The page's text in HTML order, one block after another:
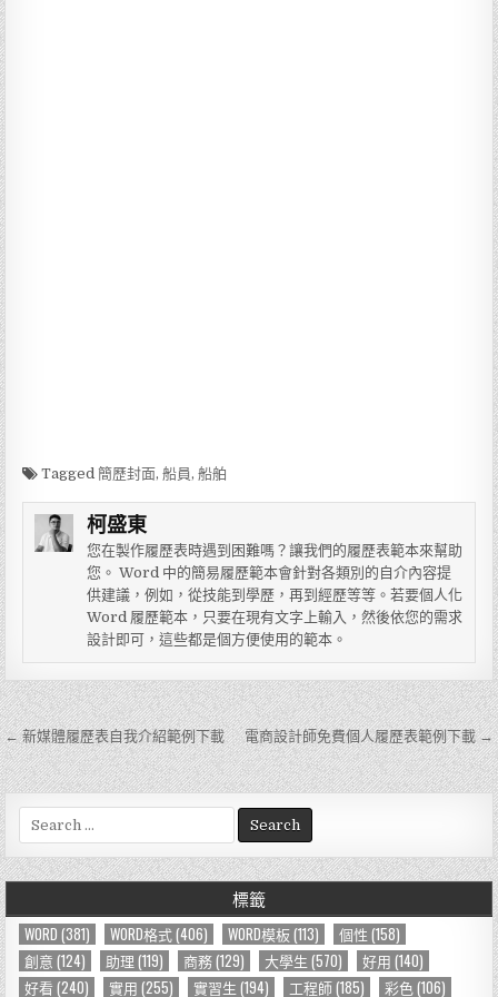
Tagged簡歷封面,船員 ,船舶
柯盛東
您在製作履歷表時遇到困難嗎？讓我們的履歷表範本來幫助
您。 Word 中的簡易履歷範本會針對各類別的自介內容提
供建議，例如，從技能到學歷，再到經歷等等。若要個人化
Word 履歷範本，只要在現有文字上輸入，然後依您的需求
設計即可，這些都是個方便使用的範本。
文
章
導
覽
← 新媒體履歷表自我介紹範例下載 電商設計師免費個人履歷表範例下載 →
e
a
r
h
f
o
標籤
WORD (381) WORD格式(406) WORD模板(113) 個性 (158)
創意 (124) 助理 (119) 商務(129) 大學生 (570) 好用 (140)
好看 (240) 實用 (255) 實習生 (194) 工程師(185) 彩色 (106)